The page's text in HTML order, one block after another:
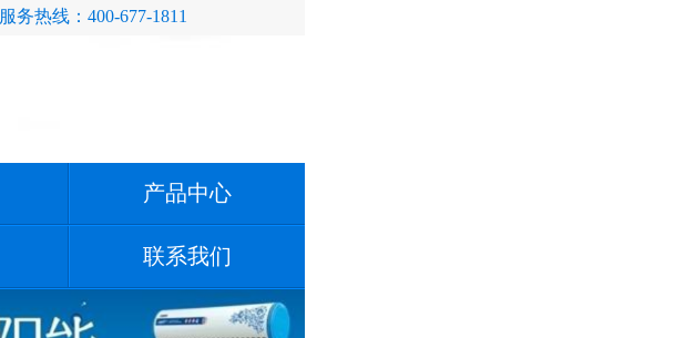
服务热线：400-677-1811
产品中心
联系我们